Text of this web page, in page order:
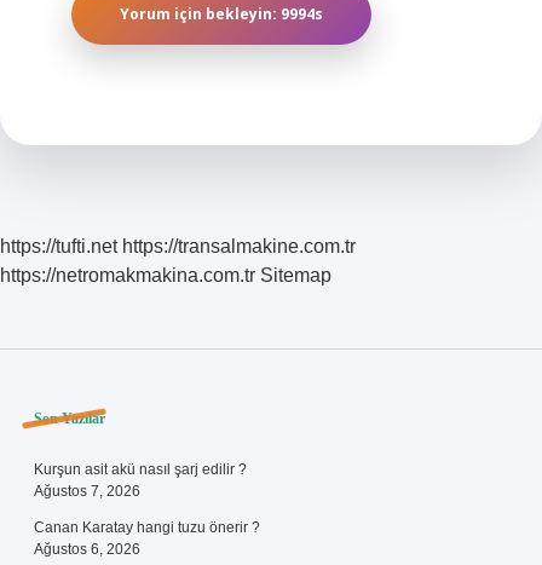
https://tufti.net https://transalmakine.com.tr
https://netromakmakina.com.tr Sitemap
Sidebar
Son Yazılar
Kurşun asit akü nasıl şarj edilir ?
Ağustos 7, 2026
Canan Karatay hangi tuzu önerir ?
Ağustos 6, 2026